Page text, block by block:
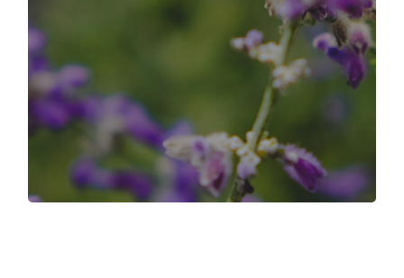
piliečių mokslų atstovų dalyvavimas praktiniuose
seminaruose, pokalbiuose ir seminaruose su
dalyvaujančiais mokslininkais, taip pat jų pačių
skaitmeninių žaidimų ir trumpų vaizdo įrašų,
įkvėptų biologinės įvairovės ir paremtų ekspertų
žiniomis bei vyresnio amžiaus žmonių patirtimi,
kūrimas.